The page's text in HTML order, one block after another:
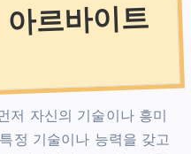
르바이트
저 자신의 기술이나 흥미
정 기술이나 능력을 갖고